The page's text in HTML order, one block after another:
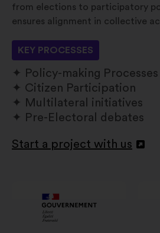
from elections to participatory
ensures alignment in collective
KEY PROCESSES
Policy-making Processes
Citizen Participation
Multilateral initiatives
Pre-Electoral debates
Start a project with us
Avamine